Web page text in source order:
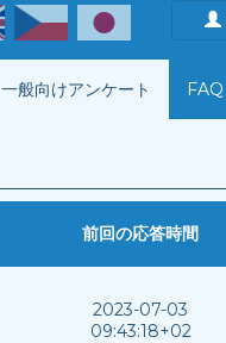
一般向けアンケート FAQ
前回の応答時間
2023-07-03
09:43:18+02